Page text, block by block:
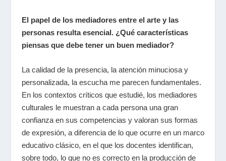
El papel de los mediadores entre el arte y las
personas resulta esencial. ¿Qué características
piensas que debe tener un buen mediador?
La calidad de la presencia, la atención minuciosa y
personalizada, la escucha me parecen fundamentales.
En los contextos críticos que estudié, los mediadores
culturales le muestran a cada persona una gran
confianza en sus competencias y valoran sus formas
de expresión, a diferencia de lo que ocurre en un marco
educativo clásico, en el que los docentes identifican,
sobre todo, lo que no es correcto en la producción de